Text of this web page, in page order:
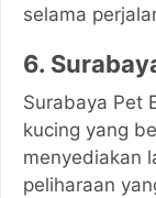
selama
6.
Surabaya Pet
kucing yang
menyediakan
peliharaan